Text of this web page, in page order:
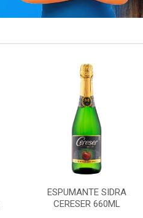
ESPUMANTE SIDRA
CERESER 660ML